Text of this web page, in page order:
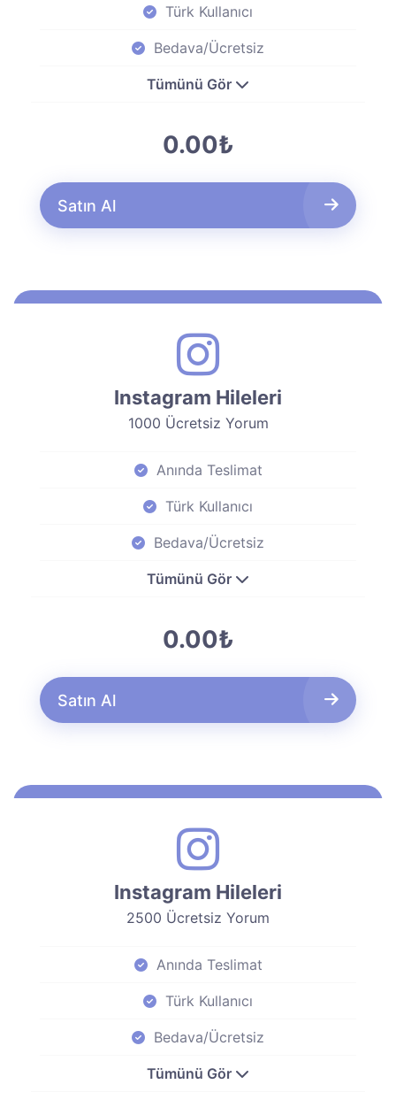
Türk Kullanıcı
Bedava/Ücretsiz
Tümünü Gör
0.00₺
Satın Al
Instagram Hileleri
1000 Ücretsiz Yorum
Anında Teslimat
Türk Kullanıcı
Bedava/Ücretsiz
Tümünü Gör
0.00₺
Satın Al
Instagram Hileleri
2500 Ücretsiz Yorum
Anında Teslimat
Türk Kullanıcı
Bedava/Ücretsiz
Tümünü Gör